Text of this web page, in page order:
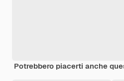
Potrebbero piacerti anche